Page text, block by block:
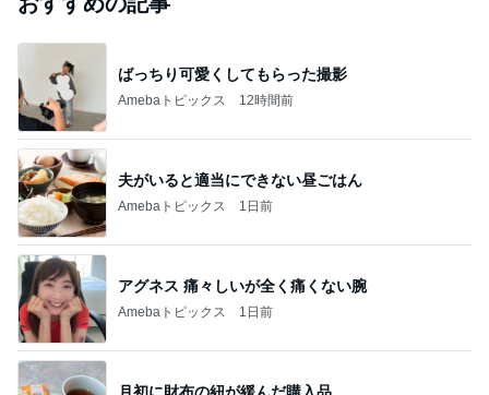
ばっちり可愛くしてもらった撮影
Amebaトピックス 12時間前
夫がいると適当にできない昼ごはん
Amebaトピックス 1日前
アグネス 痛々しいが全く痛くない腕
Amebaトピックス 1日前
月初に財布の紐が緩んだ購入品